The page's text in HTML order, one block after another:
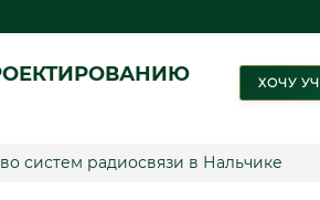
ХОЧУ
систем радиосвязи в Нальчике